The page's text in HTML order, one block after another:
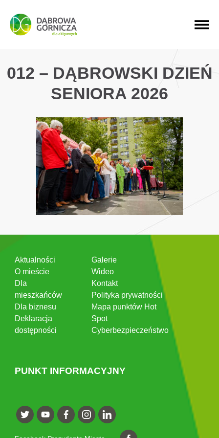
PRZEJDŹ DO MENU GŁÓWNEGO
PRZEJDŹ DO WYSZUKIWARKI
PRZEJDŹ DO TREŚCI
012 – DĄBROWSKI DZIEŃ
SENIORA 2026
Aktualności
O mieście
Dla
mieszkańców
Dla biznesu
Deklaracja
dostępności
Galerie
Wideo
Kontakt
Polityka prywatności
Mapa punktów Hot
Spot
Cyberbezpieczeństwo
PUNKT INFORMACYJNY